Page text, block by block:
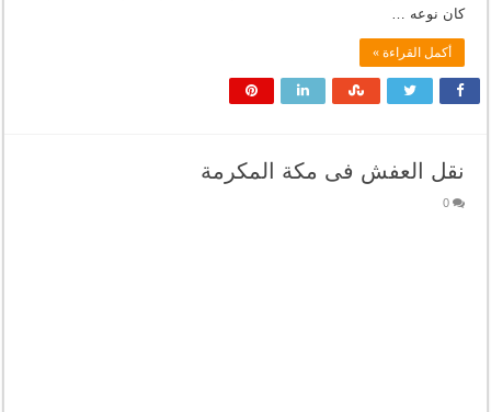
كان نوعه …
أكمل القراءة »
نقل العفش فى مكة المكرمة
0